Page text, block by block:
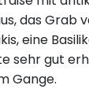
das Grab
eine
sehr gut
Gange.